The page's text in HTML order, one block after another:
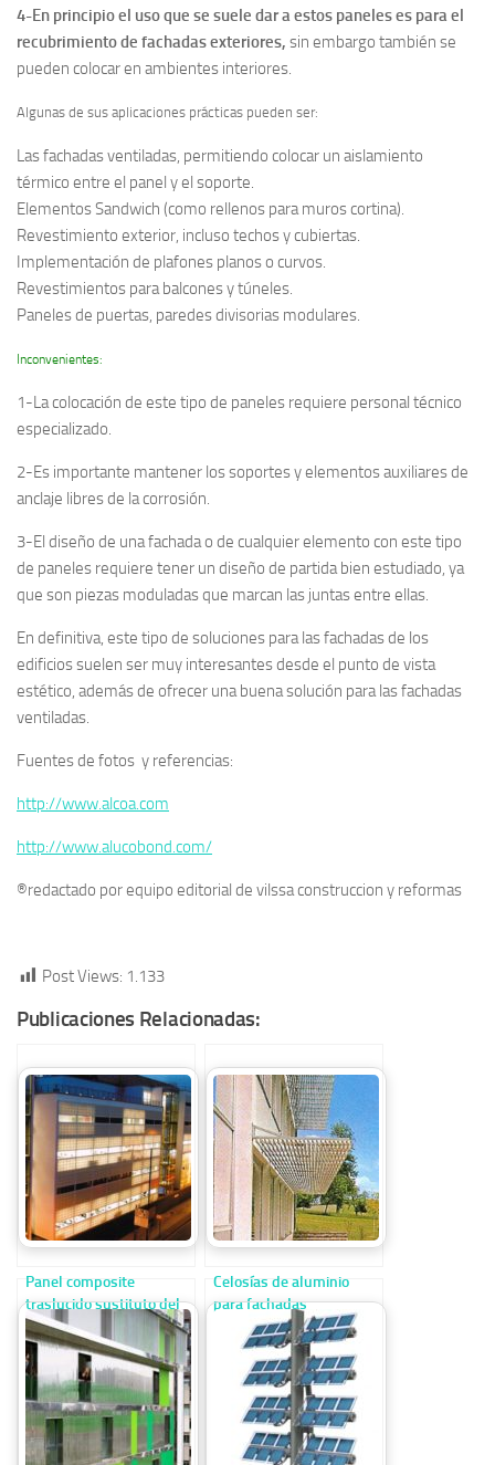
4-En principio el uso que se suele dar a estos paneles es para el
recubrimiento de fachadas exteriores, sin embargo también se
pueden colocar en ambientes interiores.
Algunas de sus aplicaciones prácticas pueden ser:
Las fachadas ventiladas, permitiendo colocar un aislamiento
térmico entre el panel y el soporte.
Elementos Sandwich (como rellenos para muros cortina).
Revestimiento exterior, incluso techos y cubiertas.
Implementación de plafones planos o curvos.
Revestimientos para balcones y túneles.
Paneles de puertas, paredes divisorias modulares.
Inconvenientes:
1-La colocación de este tipo de paneles requiere personal técnico
especializado.
2-Es importante mantener los soportes y elementos auxiliares de
anclaje libres de la corrosión.
3-El diseño de una fachada o de cualquier elemento con este tipo
de paneles requiere tener un diseño de partida bien estudiado, ya
que son piezas moduladas que marcan las juntas entre ellas.
En definitiva, este tipo de soluciones para las fachadas de los
edificios suelen ser muy interesantes desde el punto de vista
estético, además de ofrecer una buena solución para las fachadas
ventiladas.
Fuentes de fotos y referencias:
http://www.alcoa.com
http://www.alucobond.com/
®redactado por equipo editorial de vilssa construccion y reformas
Post Views: 1.133
Publicaciones Relacionadas:
Panel composite
traslucido sustituto del
vidrio para fachadas
Celosías de aluminio
para fachadas